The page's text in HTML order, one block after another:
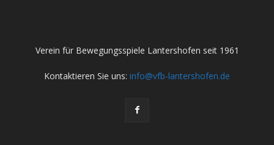
Verein für Bewegungsspiele Lantershofen seit 1961
Kontaktieren Sie uns: info@vfb-lantershofen.de